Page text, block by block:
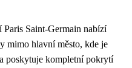
Saint-Germain nabízí
mimo hlavní město, kde je
poskytuje kompletní pokrytí